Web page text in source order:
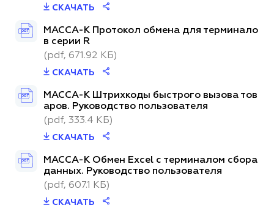
СКАЧАТЬ
pdf
МАССА-К Протокол обмена для терминало
в серии R
(pdf, 671.92 КБ)
СКАЧАТЬ
pdf
МАССА-К Штрихкоды быстрого вызова тов
аров. Руководство пользователя
(pdf, 333.4 КБ)
СКАЧАТЬ
pdf
МАССА-К Обмен Excel с терминалом сбора
данных. Руководство пользователя
(pdf, 607.1 КБ)
СКАЧАТЬ